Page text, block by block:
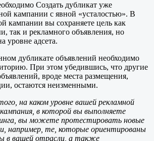
Создать дубликат уже
кампании с явной «усталостью». В
кампании вы сохраняете цель как
так и рекламного объявления, но
уровне адсета.
дубликате объявлений необходимо
При этом убедившись, что другие
вроде места размещения,
остаются неизменными.
на каком уровне вашей рекламной
в которой вы выполняете
вы можете протестировать новые
например, те, которые ориентированы
в вашей отрасли, а также